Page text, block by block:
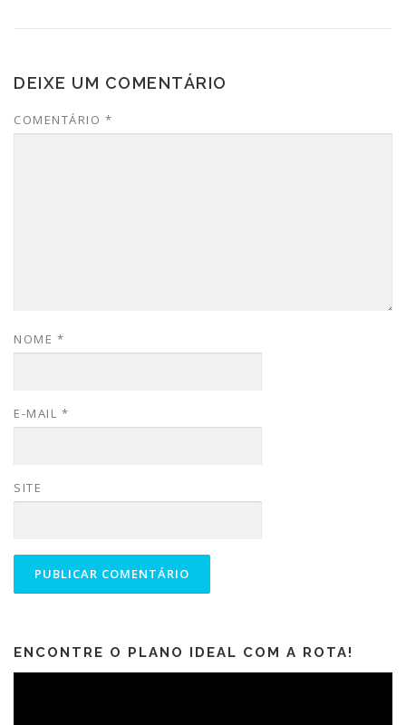
DEIXE UM COMENTÁRIO
COMENTÁRIO *
NOME *
E-MAIL *
SITE
ENCONTRE O PLANO IDEAL COM A ROTA!